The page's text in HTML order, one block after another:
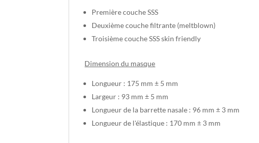
Première couche SSS
Deuxième couche filtrante (meltblown)
Troisième couche SSS skin friendly
Dimension du masque
Longueur : 175 mm ± 5 mm
Largeur : 93 mm ± 5 mm
Longueur de la barrette nasale : 96 mm ± 3 mm
Longueur de l'élastique : 170 mm ± 3 mm